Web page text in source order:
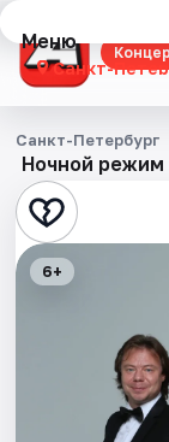
Меню
Санкт-
Концерты
Театр
Стендап
Экскурсии
Ночной режим
Санкт-Петербург
6+